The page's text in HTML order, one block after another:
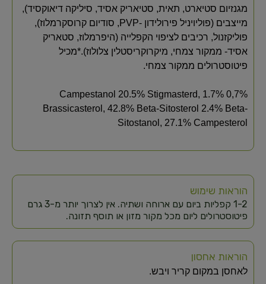
מגנזיום סטיארט, תאית, סטיאריק אסיד, סיליקה דיאוקסיד),
מייצבים (פוליויניל פירולידון -PVP, סודיום קרוסקרמלוז),
פוליקזנול, רכיבים לציפוי הקפלייה (היפרמלוז, סטאריק
אסיד- ממקור צמחי, מיקרוקריסטלין צלולוז).*מכיל
פיטוסטרולים ממקור צמחי.
0,7% Campestanol 20.5% Stigmasterd, 1.7%
Brassicasterol, 42.8% Beta-Sitosterol 2.4% Beta-
Sitostanol, 27.1% Campesterol
הוראות שימוש
1-2 קפליות ביום עם ארוחה ושתיה. אין לצרוך יותר מ-3 גרם
פיטוסטרולים ליום מכל מקור מזון או תוסף תזונה.
הוראות אחסון
לאחסן במקום קריר ויבש.